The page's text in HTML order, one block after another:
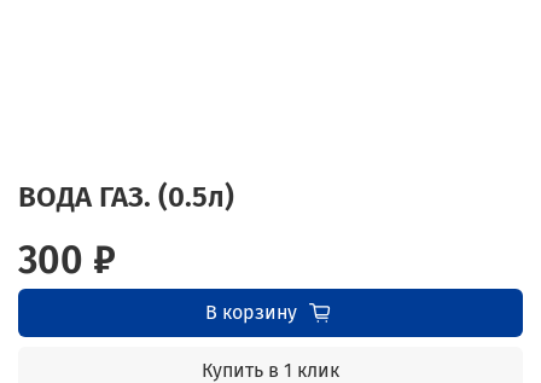
ВОДА ГАЗ. (0.5л)
300 ₽
В корзину
Купить в 1 клик